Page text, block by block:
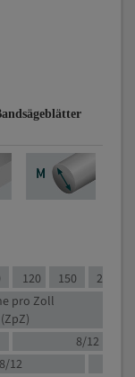
120 150 200
pro Zoll
(ZpZ)
8/12
8/12